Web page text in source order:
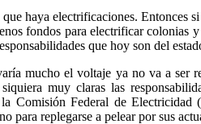
haya electrificaciones. Entonces
fondos para electrificar colonias
que hoy son del
mucho el voltaje ya no va a ser
muy claras las
Comisión Federal de Electricidad
para replegarse a pelear por sus